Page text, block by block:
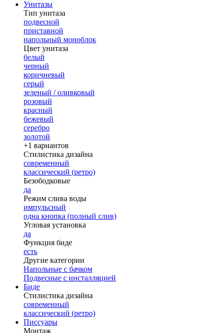
Унитазы
Тип унитаза
подвесной
приставной
напольный моноблок
Цвет унитаза
белый
черный
коричневый
серый
зеленый / оливковый
розовый
красный
бежевый
серебро
золотой
+1 вариантов
Стилистика дизайна
современный
классический (ретро)
Безободковые
да
Режим слива воды
импульсный
одна кнопка (полный слив)
Угловая установка
да
Функция биде
есть
Другие категории
Напольные с бачком
Подвесные с инсталляцией
Биде
Стилистика дизайна
современный
классический (ретро)
Писсуары
Монтаж